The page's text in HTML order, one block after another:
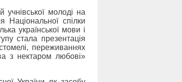
учнівської молоді на
Національної спілки
української мови і
стала презентація
переживаннях
з нектаром любові»